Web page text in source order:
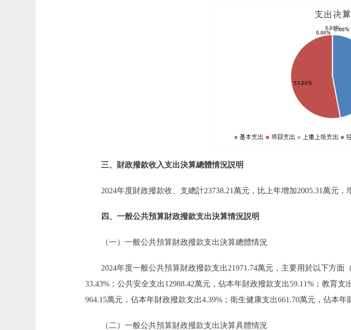
三、財政撥款收入支出決算總體情況説明
2024年度財政撥款收、支總計23738.21萬元，比上年增加2005.31萬元
四、一般公共預算財政撥款支出決算情況説明
（一）一般公共預算財政撥款支出決算總體情況
2024年度一般公共預算財政撥款支出21971.74萬元，主要用於以下方
33.43%；公共安全支出12988.42萬元，佔本年財政撥款支出59.11%；教育
964.15萬元，佔本年財政撥款支出4.39%；衛生健康支出661.70萬元，佔本年
（二）一般公共預算財政撥款支出決算具體情況